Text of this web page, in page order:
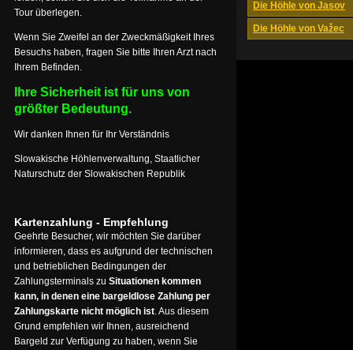
Die Höhle von Jasov
Die Höhle von Važec
Tour überlegen.
Wenn Sie Zweifel an der Zweckmäßigkeit Ihres
Besuchs haben, fragen Sie bitte Ihren Arzt nach
Ihrem Befinden.
Ihre Sicherheit ist für uns von
größter Bedeutung.
Wir danken Ihnen für Ihr Verständnis
Slowakische Höhlenverwaltung, Staatlicher
Naturschutz der Slowakischen Republik
Kartenzahlung - Empfehlung
Geehrte Besucher, wir möchten Sie darüber
informieren, dass es aufgrund der technischen
und betrieblichen Bedingungen der
Zahlungsterminals zu Situationen kommen
kann, in denen eine bargeldlose Zahlung per
Zahlungskarte nicht möglich ist. Aus diesem
Grund empfehlen wir Ihnen, ausreichend
Bargeld zur Verfügung zu haben, wenn Sie